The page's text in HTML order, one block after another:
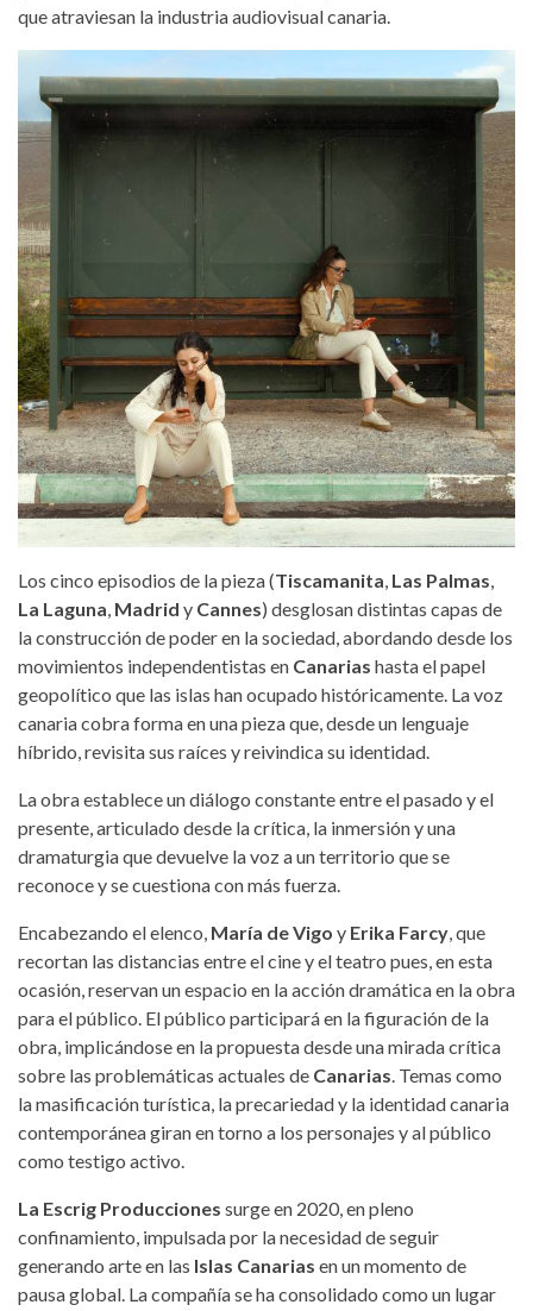
que atraviesan la industria audiovisual canaria.
con_siete_estrellas_verdes.jpg
Los cinco episodios de la pieza (Tiscamanita, Las Palmas,
La Laguna, Madrid y Cannes) desglosan distintas capas de
la construcción de poder en la sociedad, abordando desde los
movimientos independentistas en Canarias hasta el papel
geopolítico que las islas han ocupado históricamente. La voz
canaria cobra forma en una pieza que, desde un lenguaje
híbrido, revisita sus raíces y reivindica su identidad.
La obra establece un diálogo constante entre el pasado y el
presente, articulado desde la crítica, la inmersión y una
dramaturgia que devuelve la voz a un territorio que se
reconoce y se cuestiona con más fuerza.
Encabezando el elenco, María de Vigo y Erika Farcy, que
recortan las distancias entre el cine y el teatro pues, en esta
ocasión, reservan un espacio en la acción dramática en la obra
para el público. El público participará en la figuración de la
obra, implicándose en la propuesta desde una mirada crítica
sobre las problemáticas actuales de Canarias. Temas como
la masificación turística, la precariedad y la identidad canaria
contemporánea giran en torno a los personajes y al público
como testigo activo.
La Escrig Producciones surge en 2020, en pleno
confinamiento, impulsada por la necesidad de seguir
generando arte en las Islas Canarias en un momento de
pausa global. La compañía se ha consolidado como un lugar